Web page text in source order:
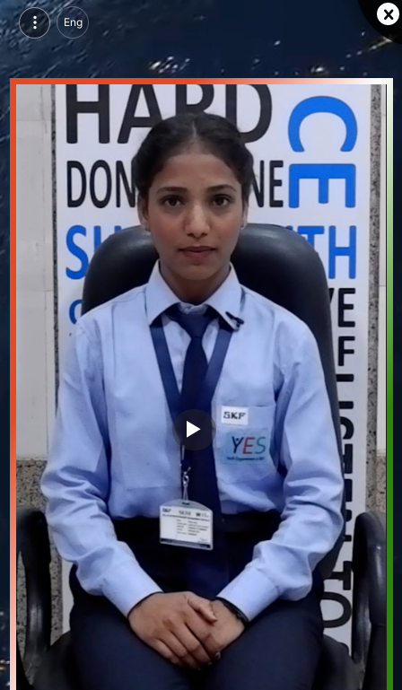
Eng
निकिता कामत, परसुइन्ग ऑटोमोटिव सेल्स कोर्स, सेडी, ब्यावर | वीडियो परिचय देखें
निकिता कामत, परसुइन्ग ऑटोमोटिव सेल्स कोर्स, सेडी, ब्यावर का वीडियो परिचय और सिंगल ब्रांडिंग पेज देखें।